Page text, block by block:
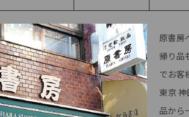
原書房
帰り品
でお客
東京
品から